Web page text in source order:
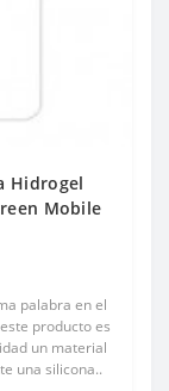
Hidrogel
Mobile
palabra en el
producto es
un material
una silicona..